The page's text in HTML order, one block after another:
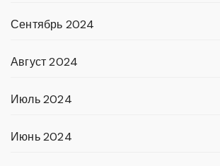
Сентябрь 2024
Август 2024
Июль 2024
Июнь 2024